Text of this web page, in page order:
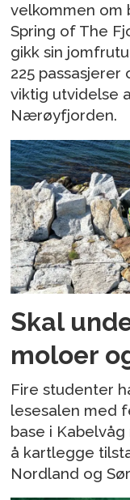
velkommen om
Spring of The
gikk sin
225
viktig utvidelse
Nærøyfjorden.
Skal
moloer
Fire studenter
lesesalen med
base i
å kartlegge
Nordland og